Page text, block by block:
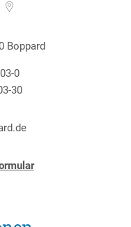
Boppard
0
30